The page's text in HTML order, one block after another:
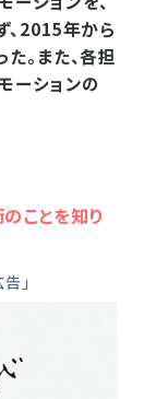
2015年から
。また、各担
ーションの
ことを知り
」